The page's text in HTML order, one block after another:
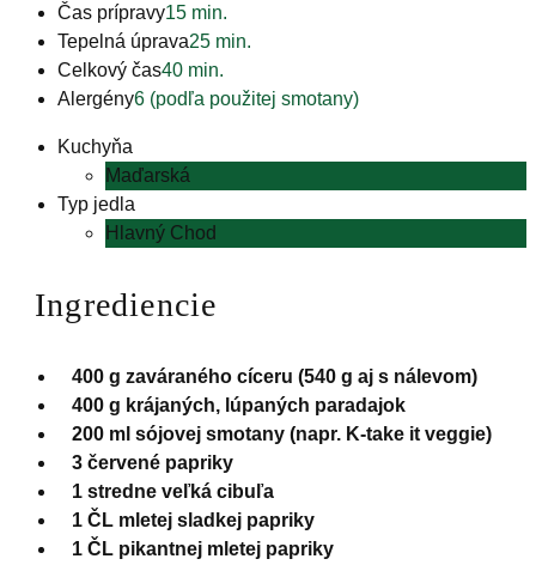
Čas prípravy15 min.
Tepelná úprava25 min.
Celkový čas40 min.
Alergény6 (podľa použitej smotany)
Kuchyňa
Maďarská
Typ jedla
Hlavný Chod
Ingrediencie
400 g zaváraného cíceru (540 g aj s nálevom)
400 g krájaných, lúpaných paradajok
200 ml sójovej smotany (napr. K-take it veggie)
3 červené papriky
1 stredne veľká cibuľa
1 ČL mletej sladkej papriky
1 ČL pikantnej mletej papriky